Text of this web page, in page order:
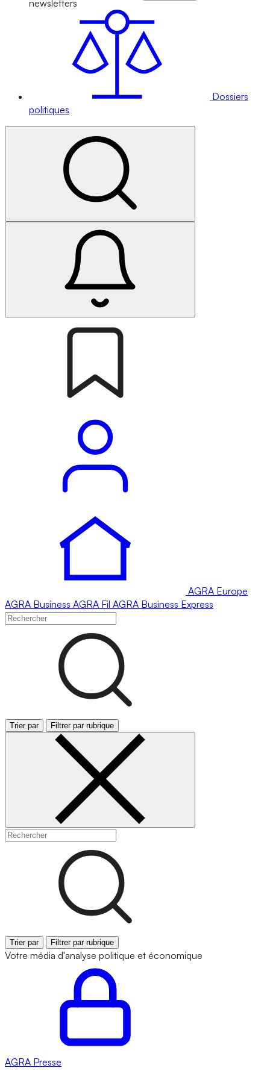
newsletters
Dossiers
politiques
AGRA Europe
AGRA Business AGRA Fil AGRA Business Express
Trier par Filtrer par rubrique
Trier par Filtrer par rubrique
Votre média d'analyse politique et économique
AGRA Presse